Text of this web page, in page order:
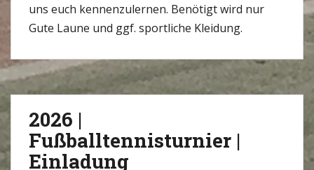
uns euch kennenzulernen. Benötigt wird nur
Gute Laune und ggf. sportliche Kleidung.
2026 |
Fußballtennisturnier |
Einladung